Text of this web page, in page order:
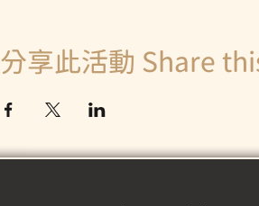
分享此活動 Share